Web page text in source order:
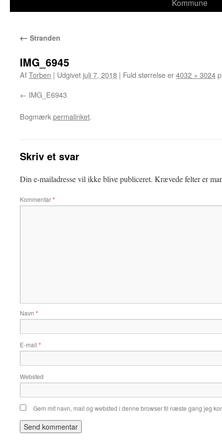
Kommune
← Stranden
IMG_6945
AfTorben | Udgivet juli 7, 2018 | Fuld størrelse er4032 × 3024
IMG_E6943
Bogmærkpermalinket.
Skriv et svar
Din e-mailadresse vil ikke blive publiceret. Krævede felter er
Kommentar*
Navn *
E-mail *
Websted
Gem mit navn, mail og websted i denne browser til næste gang jeg